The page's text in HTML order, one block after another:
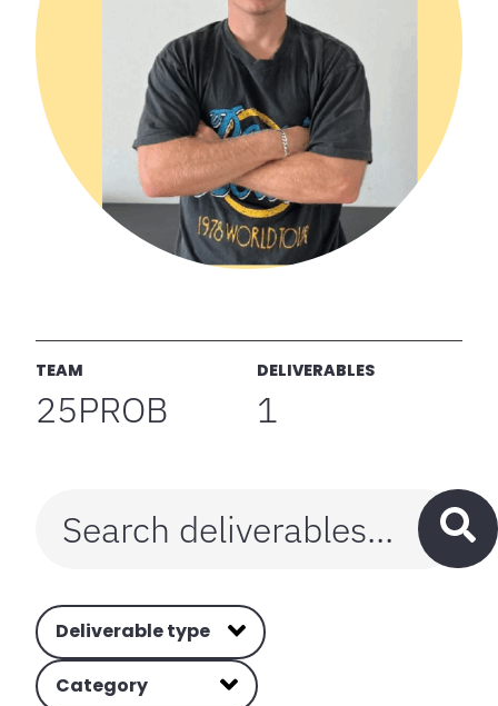
TEAM
25PROB
DELIVERABLES
1
Deliverable type
Category